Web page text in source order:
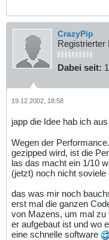
CrazyPip
Registrierter
Dabei seit:
19.12.2002, 18:58
japp die Idee hab ich
Wegen der
gezipped wird, ist die
las das macht ein 1/10
(jetzt) noch nicht soviele
das was mir noch
erst mal die ganzen
von Mazens, um mal zu
er aufgebaut ist und wo
eine schnelle software